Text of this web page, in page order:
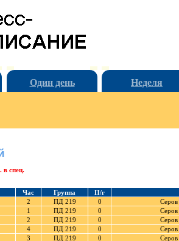
Один день Неделя
в спец.
Час Группа
П/г
2 ПД 219 0
Серов
1 ПД 219 0
Серов
2 ПД 219 0
Серов
4 ПД 219 0
Серов
3 ПД 219 0
Серов